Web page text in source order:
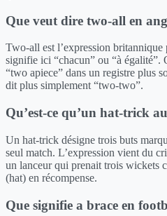
Que veut dire two-all en
Two-all est l’expression
signifie ici “chacun” ou “à égalité”.
“two apiece” dans un registre plus
dit plus simplement “two-two”.
Qu’est-ce qu’un hat-trick
Un hat-trick désigne trois buts
seul match. L’expression vient du
un lanceur qui prenait trois wickets
(hat) en récompense.
Que signifie a brace en